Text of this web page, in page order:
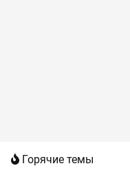
Горячие темы